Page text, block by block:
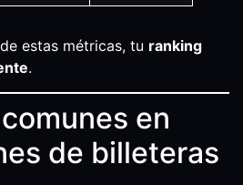
estas métricas, tu ranking
.
en
de billeteras